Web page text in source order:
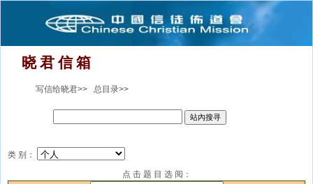
晓 君 信 箱
写信给晓君>> 总目录>>
类 别：
点 击 题 目 选 阅：